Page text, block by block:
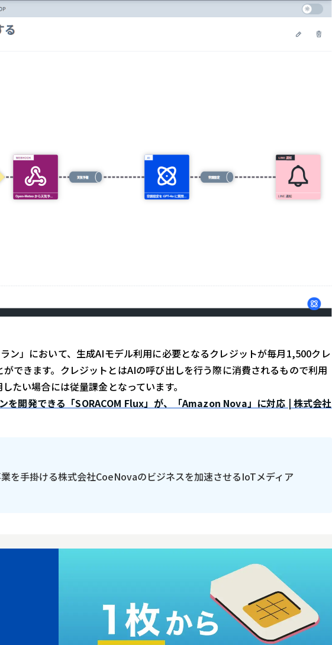
ン」において、生成AIモデル利用に必要となるクレジットが毎月1,500クレ
できます。クレジットとはAIの呼び出しを行う際に消費されるもので利用
たい場合には従量課金となっています。
を開発できる「SORACOM Flux」が、「Amazon Nova」に対応 | 株式会社
を手掛ける株式会社CoeNovaのビジネスを加速させるIoTメディア